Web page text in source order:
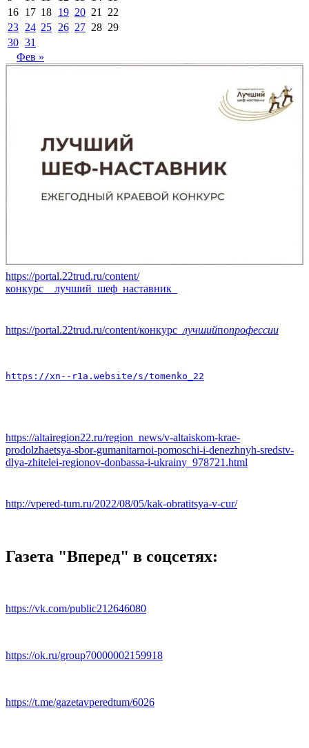
16 17 18 19 20 21
22
23 24 25 26 27 28 29
30 31
Фев »
https://portal.22trud.ru/content/
конкурс__лучший_шеф_наставник_
https://portal.22trud.ru/content/конкурс _лучшийпопрофессии
https://xn--r1a.website/s/tomenko_22
https://altairegion22.ru/region_news/v-altaiskom-krae-
prodolzhaetsya-sbor-gumanitarnoi-pomoschi-i-denezhnyh-sredstv-
dlya-zhitelei-regionov-donbassa-i-ukrainy_978721.html
http://vpered-tum.ru/2022/08/05/kak-obratitsya-v-cur/
Газета "Вперед" в соцсетях:
https://vk.com/public212646080
https://ok.ru/group70000002159918
https://t.me/gazetavperedtum/6026